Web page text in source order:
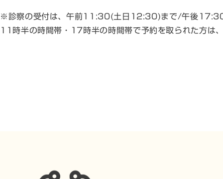
※診察の受付は、午前11:30(土日12:30)まで/午後
11時半の時間帯・17時半の時間帯で予約を取られた方は